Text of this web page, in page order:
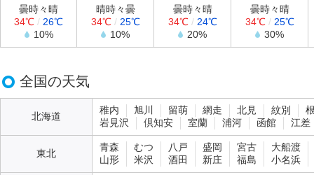
曇時々晴
34℃ / 26℃
10%
晴時々曇
34℃/ 25℃
10%
曇時々晴
34℃/ 24℃
20%
曇時々晴
34℃/ 25℃
30%
全国の天気
北海道
稚内 旭川 留萌 網走 北見 紋別
岩見沢
倶知安 室蘭 浦河 函館 江差
東北
青森 むつ 八戸 盛岡 宮古
大船渡
山形
米沢 酒田 新庄 福島 小名浜